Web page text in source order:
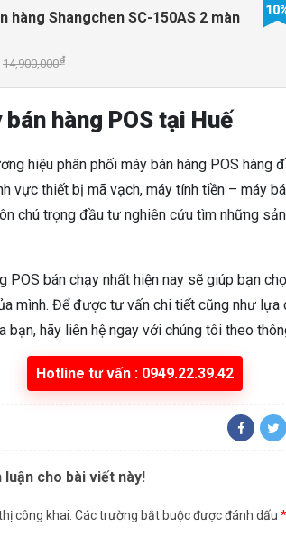
hàng Shangchen SC-150AS 2 màn
14,900,000₫
hàng POS tại Huế
hiệu phân phối máy bán hàng POS hàng
vực thiết bị mã vạch, máy tính tiền – máy
chú trọng đầu tư nghiên cứu tìm những
POS bán chạy nhất hiện nay sẽ giúp bạn
mình. Để được tư vấn chi tiết cũng như lựa
bạn, hãy liên hệ ngay với chúng tôi theo
Hotline tư vấn : 0949.22.39.42
cho bài viết này!
công khai. Các trường bắt buộc được đánh dấu *